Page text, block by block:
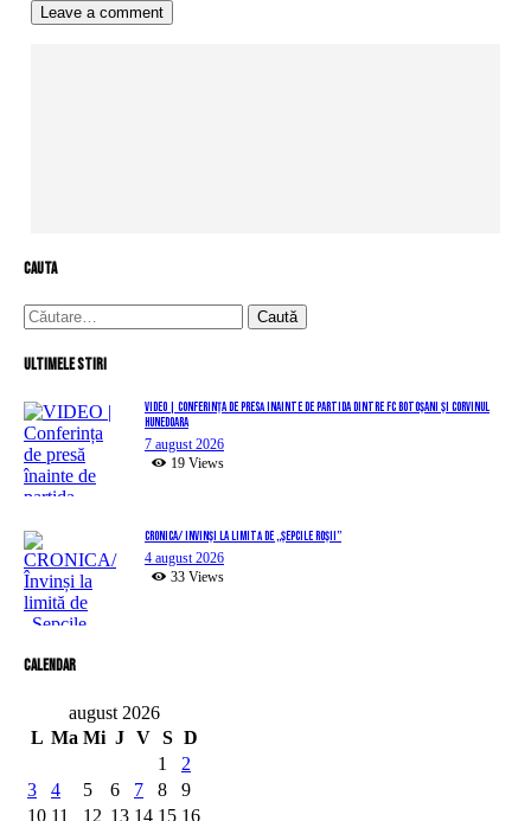
cauta
Caută
după:
Ultimele stiri
VIDEO | Conferința de presă înainte de partida dintre FC Botoșani și Corvinul
Hunedoara
7 august 2026
19 Views
CRONICA/ Învinși la limită de „Șepcile Roșii”
4 august 2026
33 Views
Calendar
august 2026
L Ma Mi J V S D
1
2
3
4 5 6 7 8
9
10 11 12 13 14 15 16